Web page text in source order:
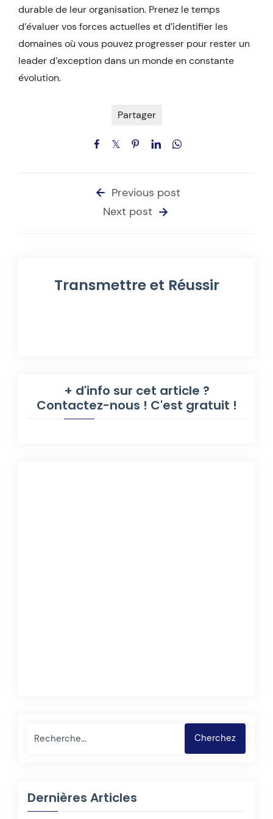
durable de leur organisation. Prenez le temps
d’évaluer vos forces actuelles et d’identifier les
domaines où vous pouvez progresser pour rester un
leader d’exception dans un monde en constante
évolution.
Partager
Previous post
Next post
Transmettre et Réussir
+ d'info sur cet article ?
Contactez-nous ! C'est gratuit !
Rechercher Cherchez
Dernières Articles